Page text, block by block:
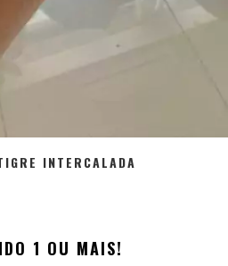
INTERCALADA
1 OU MAIS!